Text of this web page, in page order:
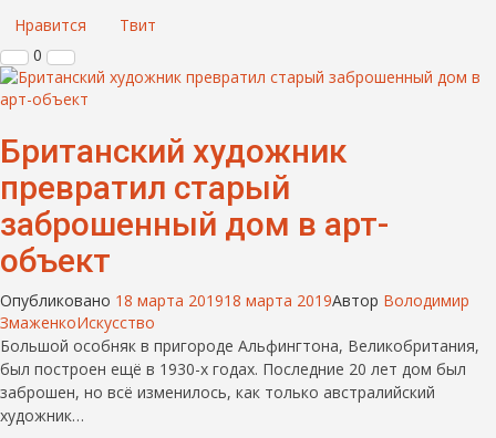
Нравится
Твит
0
Британский художник
превратил старый
заброшенный дом в арт-
объект
Опубликовано 18 марта 201918 марта 2019Автор Володимир
ЗмаженкоИскусство
Большой особняк в пригороде Альфингтона, Великобритания,
был построен ещё в 1930-х годах. Последние 20 лет дом был
заброшен, но всё изменилось, как только австралийский
художник…